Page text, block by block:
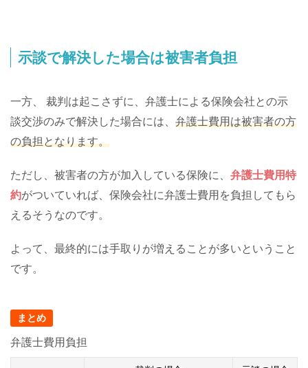
示談で解決した場合は被害者負担
一方、 裁判は起こさずに、弁護士による保険会社との示
談交渉のみで解決した場合には、 弁護士費用は被害者の方
の負担となります。
ただし、被害者の方が加入している保険に、 弁護士費用特
約がついていれば、保険会社に弁護士費用を負担してもら
えるそうなのです。
よって、最終的には手取りが増えることが多いということ
です。
まとめ
弁護士費用負担